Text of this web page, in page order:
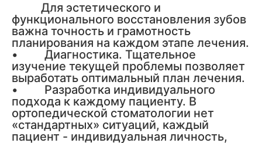
Для эстетического и
функционального восстановления зубов
важна точность и грамотность
планирования на каждом этапе лечения.
• Диагностика. Тщательное
изучение текущей проблемы позволяет
выработать оптимальный план лечения.
• Разработка индивидуального
подхода к каждому пациенту. В
ортопедической стоматологии нет
«стандартных» ситуаций, каждый
пациент - индивидуальная личность,